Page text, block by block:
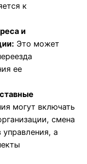
к
и
Это может
ее
могут включать
смена
а